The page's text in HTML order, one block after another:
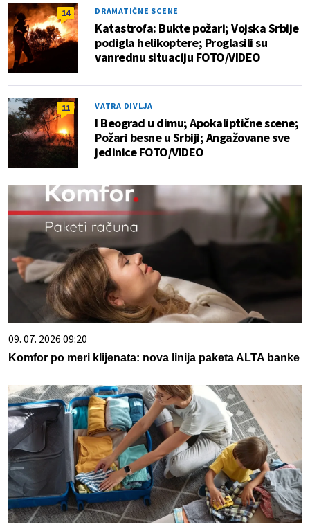
14 DRAMATIČNE SCENE
Katastrofa: Bukte požari; Vojska Srbije
podigla helikoptere; Proglasili su
vanrednu situaciju FOTO/VIDEO
11 VATRA DIVLJA
I Beograd u dimu; Apokaliptične scene;
Požari besne u Srbiji; Angažovane sve
jedinice FOTO/VIDEO
09. 07. 2026 09:20
Komfor po meri klijenata: nova linija paketa ALTA banke